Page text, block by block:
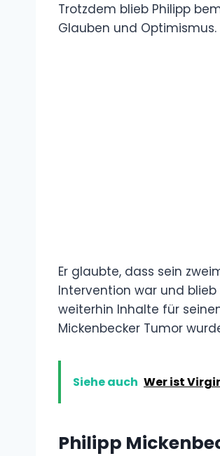
Trotzdem blieb Philipp
Glauben und Optimismus.
Er glaubte, dass sein
Intervention war und
weiterhin Inhalte für
Mickenbecker Tumor
Siehe auch Wer ist
Philipp